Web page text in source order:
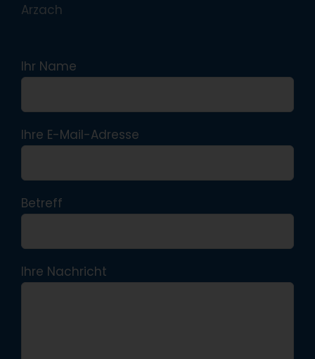
Arzach
Ihr Name
Ihre E-Mail-Adresse
Betreff
Ihre Nachricht